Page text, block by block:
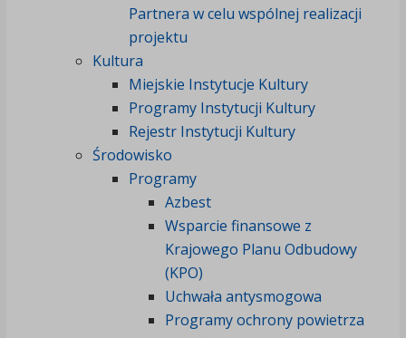
Partnera w celu wspólnej realizacji
projektu
Kultura
Miejskie Instytucje Kultury
Programy Instytucji Kultury
Rejestr Instytucji Kultury
Środowisko
Programy
Azbest
Wsparcie finansowe z
Krajowego Planu Odbudowy
(KPO)
Uchwała antysmogowa
Programy ochrony powietrza